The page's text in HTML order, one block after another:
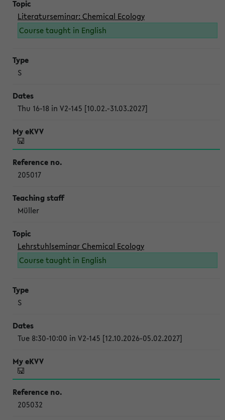
Literaturseminar: Chemical Ecology
Course taught in English
S
Thu 16-18 in V2-145 [10.02.-31.03.2027]
205017
Müller
Lehrstuhlseminar Chemical Ecology
Course taught in English
S
Tue 8:30-10:00 in V2-145 [12.10.2026-05.02.2027]
205032